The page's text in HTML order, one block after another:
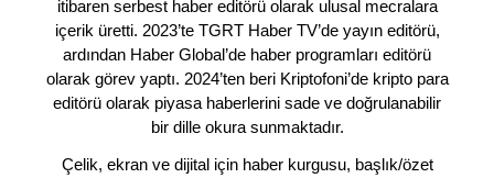
itibaren serbest haber editörü olarak ulusal mecralara
içerik üretti. 2023’te TGRT Haber TV’de yayın editörü,
ardından Haber Global’de haber programları editörü
olarak görev yaptı. 2024’ten beri Kriptofoni’de kripto para
editörü olarak piyasa haberlerini sade ve doğrulanabilir
bir dille okura sunmaktadır.
Çelik, ekran ve dijital için haber kurgusu, başlık/özet